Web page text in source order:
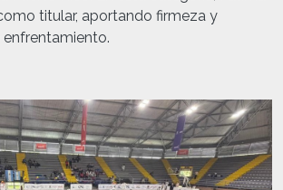
titular, aportando firmeza y